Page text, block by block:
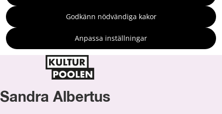
Godkänn nödvändiga kakor
Anpassa inställningar
Sandra Albertus